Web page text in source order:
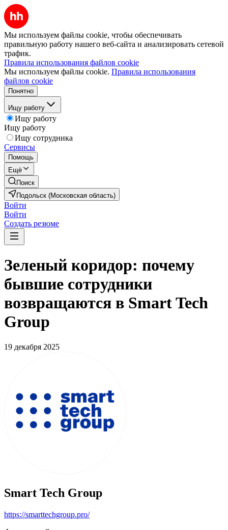
Мы используем файлы cookie, чтобы обеспечивать
правильную работу нашего веб-сайта и анализировать сетевой
трафик.
Правила использования файлов cookie
Мы используем файлы cookie. Правила использования
файлов cookie
Понятно
Ищу работу
Ищу работу
Ищу работу
Ищу сотрудника
Сервисы
Помощь
Ещё
Поиск
Подольск (Московская область)
Войти
Войти
Создать резюме
Зеленый коридор: почему
бывшие сотрудники
возвращаются в Smart Tech
Group
19 декабря 2025
Smart Tech Group
https://smarttechgroup.pro/